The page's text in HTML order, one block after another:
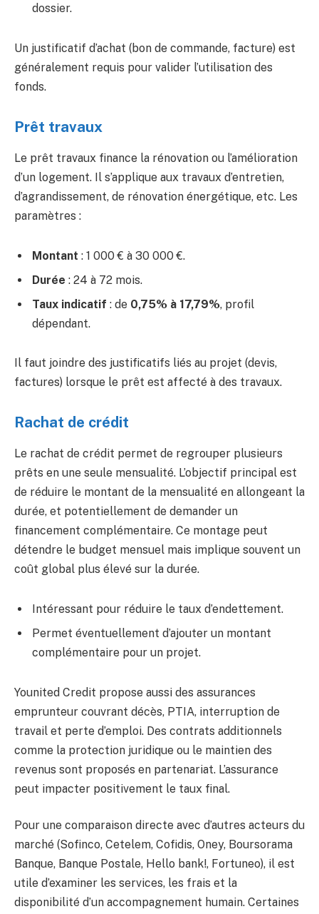
dossier.
Un justificatif d’achat (bon de commande, facture) est
généralement requis pour valider l’utilisation des
fonds.
Prêt travaux
Le prêt travaux finance la rénovation ou l’amélioration
d’un logement. Il s’applique aux travaux d’entretien,
d’agrandissement, de rénovation énergétique, etc. Les
paramètres :
Montant : 1 000 € à 30 000 €.
Durée : 24 à 72 mois.
Taux indicatif : de 0,75% à 17,79%, profil
dépendant.
Il faut joindre des justificatifs liés au projet (devis,
factures) lorsque le prêt est affecté à des travaux.
Rachat de crédit
Le rachat de crédit permet de regrouper plusieurs
prêts en une seule mensualité. L’objectif principal est
de réduire le montant de la mensualité en allongeant la
durée, et potentiellement de demander un
financement complémentaire. Ce montage peut
détendre le budget mensuel mais implique souvent un
coût global plus élevé sur la durée.
Intéressant pour réduire le taux d’endettement.
Permet éventuellement d’ajouter un montant
complémentaire pour un projet.
Younited Credit propose aussi des assurances
emprunteur couvrant décès, PTIA, interruption de
travail et perte d’emploi. Des contrats additionnels
comme la protection juridique ou le maintien des
revenus sont proposés en partenariat. L’assurance
peut impacter positivement le taux final.
Pour une comparaison directe avec d’autres acteurs du
marché (Sofinco, Cetelem, Cofidis, Oney, Boursorama
Banque, Banque Postale, Hello bank!, Fortuneo), il est
utile d’examiner les services, les frais et la
disponibilité d’un accompagnement humain. Certaines